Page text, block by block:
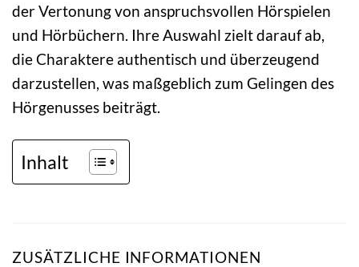
der Vertonung von anspruchsvollen Hörspielen
und Hörbüchern. Ihre Auswahl zielt darauf ab,
die Charaktere authentisch und überzeugend
darzustellen, was maßgeblich zum Gelingen des
Hörgenusses beiträgt.
Inhalt
ZUSÄTZLICHE INFORMATIONEN